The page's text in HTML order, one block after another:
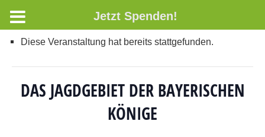
Diese Veranstaltung hat bereits stattgefunden.
DAS JAGDGEBIET DER BAYERISCHEN
KÖNIGE
Jetzt Spenden!